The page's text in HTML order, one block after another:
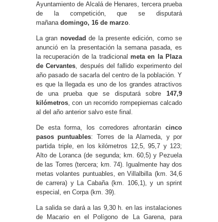
Ayuntamiento de Alcalá de Henares, tercera prueba
de la competición, que se disputará
mañana domingo, 16 de marzo.
La gran novedad de la presente edición, como se
anunció en la presentación la semana pasada, es
la recuperación de la tradicional meta en la Plaza
de Cervantes, después del fallido experimento del
año pasado de sacarla del centro de la población. Y
es que la llegada es uno de los grandes atractivos
de una prueba que se disputará sobre 147,9
kilómetros, con un recorrido rompepiernas calcado
al del año anterior salvo este final.
De esta forma, los corredores afrontarán cinco
pasos puntuables: Torres de la Alameda, y por
partida triple, en los kilómetros 12,5, 95,7 y 123;
Alto de Loranca (de segunda; km. 60,5) y Pezuela
de las Torres (tercera; km. 74). Igualmente hay dos
metas volantes puntuables, en Villalbilla (km. 34,6
de carrera) y La Cabaña (km. 106,1), y un sprint
especial, en Corpa (km. 39).
La salida se dará a las 9,30 h. en las instalaciones
de Macario en el Polígono de La Garena, para